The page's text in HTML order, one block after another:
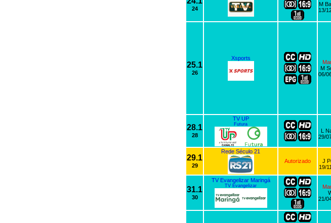
24
M
13/
25.1
26
Xsports
M
06/
28.1
28
TV UP
Futura
L
29/
29.1
29
Rede Século 21
Autorizado
J
19/
31.1
30
TV Evangelizar Maringá
TV Evangelizar
21/